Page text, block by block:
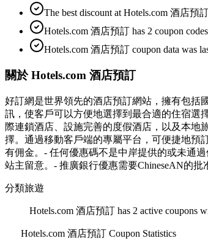
The best discount at Hotels.com 酒店
Hotels.com 酒店預訂 has 2 coupon
Hotels.com 酒店預訂 coupon data was
關於 Hotels.com 酒店預訂
好訂網是世界領先的酒店預訂網站，擁有包括
訊，使客戶可以方便地選擇到最合適的住宿選
際連鎖酒店、設施完善的度假酒店，以及本地
擇。通過移動客戶端的專屬平台，可便捷地預
有佣金。- 任何優惠碼不是中岸提供的或未通
站主留意。- 推廣銀行優惠需要ChineseAN的
分類旅遊
Hotels.com 酒店預訂 has 2 active coupons
Hotels.com 酒店預訂 Coupon Statistics